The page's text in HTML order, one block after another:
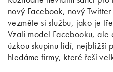
nový Facebook, nový
vezměte si službu, jako je
Vzali model Facebooku,
úzkou skupinu lidí, nejbližší
hledáme firmy, které řeší